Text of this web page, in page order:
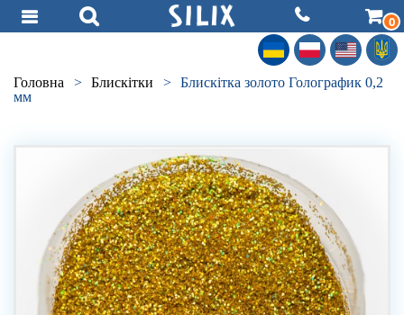
0
Головна > Блискітки >
Блискітка золото Голографик 0,2
мм